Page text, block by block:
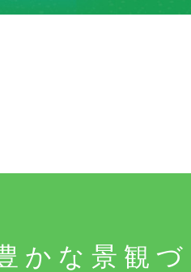
かな景観づ